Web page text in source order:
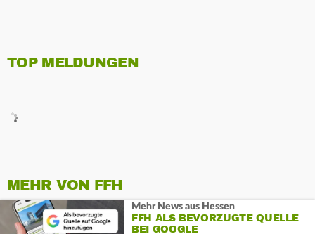
TOP MELDUNGEN
MEHR VON FFH
Mehr News aus Hessen
FFH ALS BEVORZUGTE QUELLE
BEI GOOGLE